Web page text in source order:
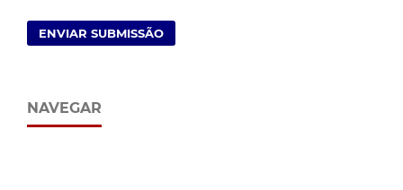
ENVIAR SUBMISSÃO
NAVEGAR